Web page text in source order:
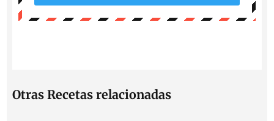
Otras Recetas relacionadas